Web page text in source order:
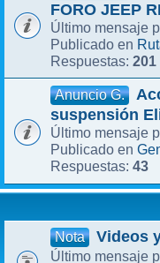
FORO JEEP
Último mensaje
Publicado en
Respuestas: 201
Anuncio G.
suspensión
Último mensaje
Publicado en
Respuestas: 43
Nota Videos
Último mensaje